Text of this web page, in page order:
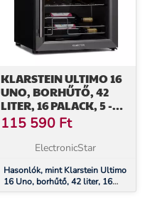
KLARSTEIN ULTIMO 16
UNO, BORHŰTŐ, 42
LITER, 16 PALACK, 5 -
18°C,
ÉRINTŐKÉPERNYŐS
VEZÉRLŐPANEL
115 590 Ft
ElectronicStar
Hasonlók, mint Klarstein Ultimo
16 Uno, borhűtő, 42 liter, 16
palack, 5 - 18°C,